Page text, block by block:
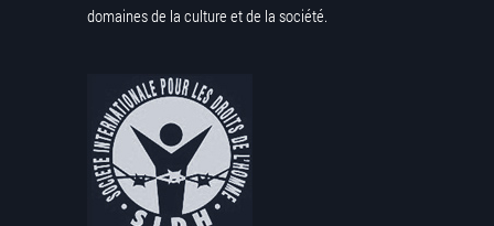
domaines de la culture et de la société.